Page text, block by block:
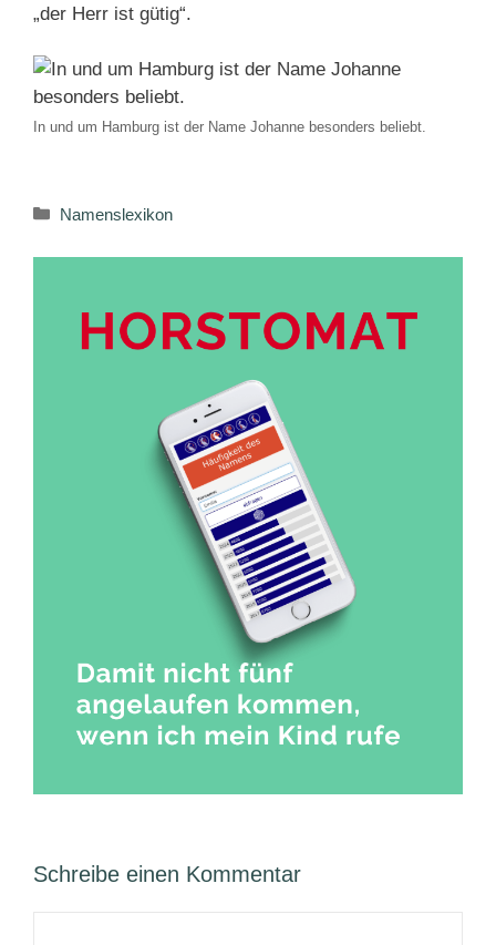
„der Herr ist gütig“.
In und um Hamburg ist der Name Johanne besonders beliebt.
Kategorien
Namenslexikon
Schreibe einen Kommentar